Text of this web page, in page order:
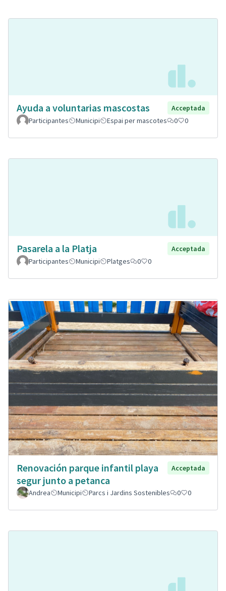
Ayuda a voluntarias mascostas
Acceptada
Participantes
Municipi Espai per mascotes 0 0
Pasarela a la Platja
Acceptada
Participantes
Municipi Platges 0 0
Renovación parque infantil playa
segur junto a petanca
Acceptada
Andrea Municipi Parcs i Jardins Sostenibles 0 0